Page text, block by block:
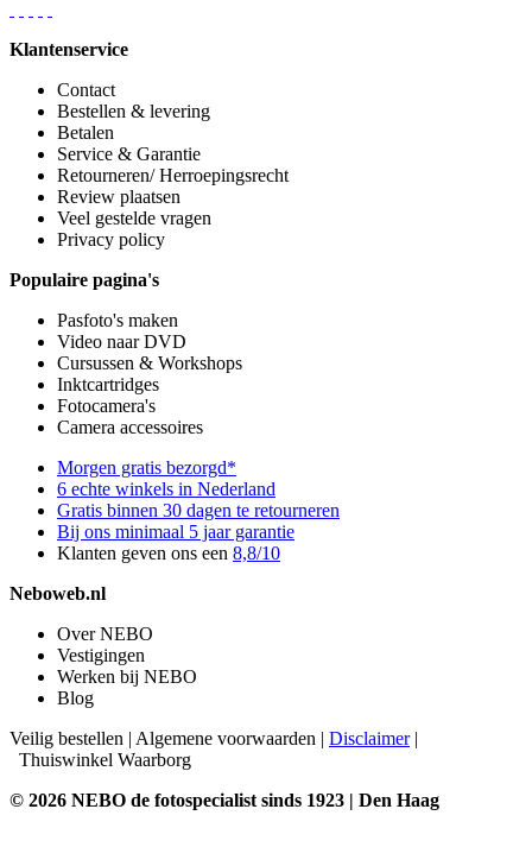
Klantenservice
Contact
Bestellen & levering
Betalen
Service & Garantie
Retourneren/ Herroepingsrecht
Review plaatsen
Veel gestelde vragen
Privacy policy
Populaire pagina's
Pasfoto's maken
Video naar DVD
Cursussen & Workshops
Inktcartridges
Fotocamera's
Camera accessoires
Morgen gratis bezorgd*
6 echte winkels in Nederland
Gratis binnen 30 dagen te retourneren
Bij ons minimaal 5 jaar garantie
Klanten geven ons een 8,8/10
Neboweb.nl
Over NEBO
Vestigingen
Werken bij NEBO
Blog
Veilig bestellen | Algemene voorwaarden | Disclaimer|
Thuiswinkel Waarborg
© 2026 NEBO de fotospecialist sinds 1923 | Den Haag